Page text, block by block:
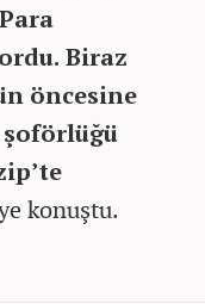
Biraz
öncesine
konuştu.